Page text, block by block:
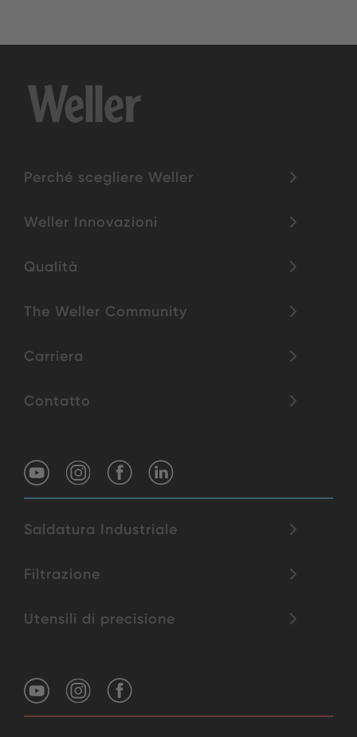
Perché scegliere Weller
Weller Innovazioni
Qualità
The Weller Community
Carriera
Contatto
Saldatura Industriale
Filtrazione
Utensili di precisione